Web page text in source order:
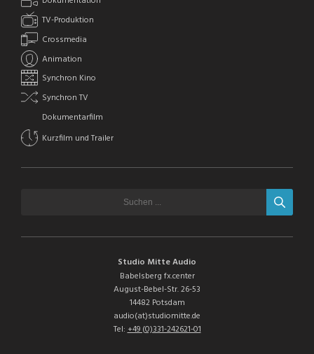
TV-Produktion
Crossmedia
Animation
Synchron Kino
Synchron TV
Dokumentarfilm
Kurzfilm und Trailer
Studio Mitte Audio
Babelsberg fx.center
August-Bebel-Str. 26-53
14482 Potsdam
audio(at)studiomitte.de
Tel:+49 (0)331-242621-01